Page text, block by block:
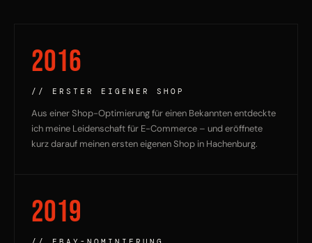
2016
// ERSTER EIGENER SHOP
Aus einer Shop-Optimierung für einen Bekannten entdeckte
ich meine Leidenschaft für E-Commerce – und eröffnete
kurz darauf meinen ersten eigenen Shop in Hachenburg.
2019